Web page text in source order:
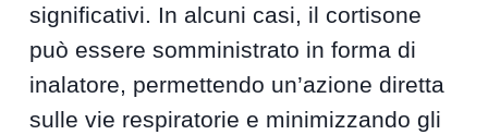
significativi. In alcuni casi, il cortisone
può essere somministrato in forma di
inalatore, permettendo un’azione diretta
sulle vie respiratorie e minimizzando gli